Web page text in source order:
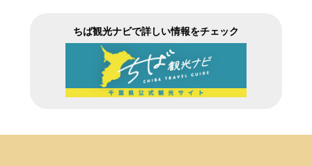
ちば観光ナビで詳しい情報をチェック